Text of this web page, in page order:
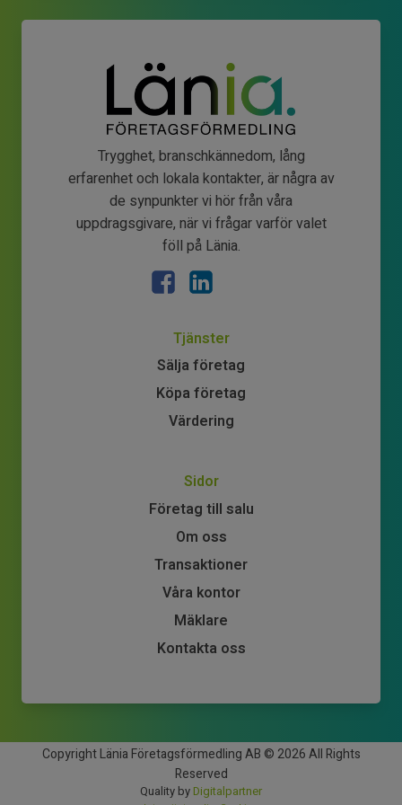
Trygghet, branschkännedom, lång
erfarenhet och lokala kontakter, är några av
de synpunkter vi hör från våra
uppdragsgivare, när vi frågar varför valet
föll på Länia.
Tjänster
Sälja företag
Köpa företag
Värdering
Sidor
Företag till salu
Om oss
Transaktioner
Våra kontor
Mäklare
Kontakta oss
Copyright Länia Företagsförmedling AB © 2026 All Rights
Reserved
Quality by Digitalpartner